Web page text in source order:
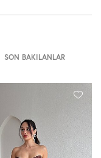
SON BAKILANLAR